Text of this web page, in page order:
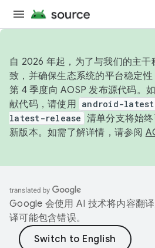
自 2026 年起，为了与我们的主干
致，并确保生态系统的平台稳定
第 4 季度向 AOSP 发布源代码。
献代码，请使用 android-
latest-release 清单分支将始
新版本。如需了解详情，请参阅
Google 会使用 AI 技术将内容翻
译可能包含错误。